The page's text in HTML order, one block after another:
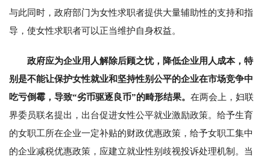
与此同时，政府部门为女性求职者提供大量辅助性的支持和指
导，使女性求职者可以正当维护自身权益。
政府应为企业用人解除后顾之忧，降低企业用人成本，特
别是不能让保护女性就业和坚持性别公平的企业在市场竞争中
吃亏倒霉，导致“劣币驱逐良币”的畸形结果。 在两会上，妇联
界委员联名提出，出台促进女性公平就业激励政策。给予生育
的女职工所在企业一定补贴的财政优惠政策，给予女职工集中
的企业减税优惠政策，应建立就业性别歧视投诉处理机制。当